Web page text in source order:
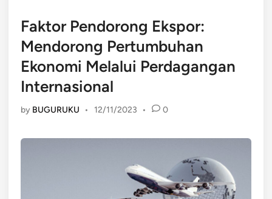
Faktor Pendorong Ekspor:
Mendorong Pertumbuhan
Ekonomi Melalui Perdagangan
Internasional
by BUGURUKU • 12/11/2023 • 0